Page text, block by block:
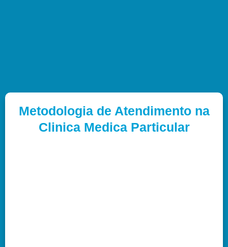
Metodologia de Atendimento na
Clinica Medica Particular